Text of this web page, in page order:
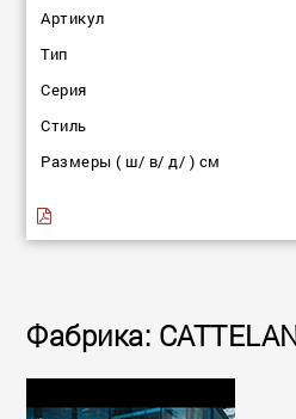
Артикул
Тип
Серия
Стиль
Размеры ( ш/ в/ д/ ) см
Фабрика: